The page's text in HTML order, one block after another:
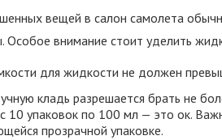
вещей в салон самолета
Особое внимание стоит уделить
для жидкости не должен
кладь разрешается брать не
10 упаковок по 100 мл — это ок.
прозрачной упаковке.